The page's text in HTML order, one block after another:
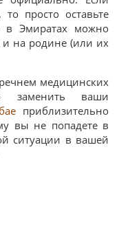
просто оставьте
в Эмиратах можно
и на родине (или их
медицинских
заменить ваши
приблизительно
вы не попадете в
ситуации в вашей